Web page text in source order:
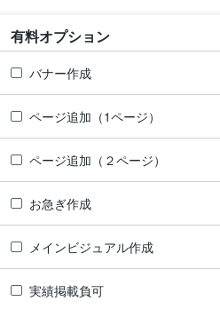
有料オプション
バナー作成
ページ追加（1ページ）
ページ追加（２ページ）
お急ぎ作成
メインビジュアル作成
実績掲載負可